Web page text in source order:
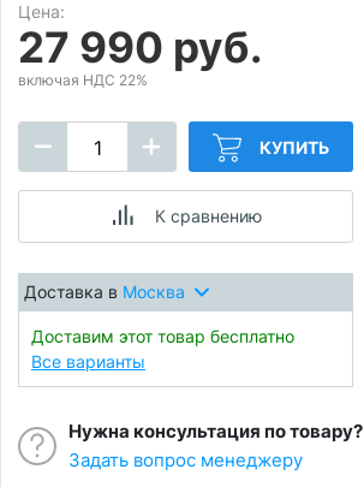
Цена:
27 990 руб.
включая НДС 22%
КУПИТЬ
К сравнению
Доставка в Москва
Доставим этот товар бесплатно
Все варианты
Нужна консультация по товару?
Задать вопрос менеджеру